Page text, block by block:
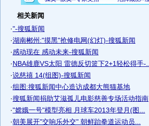
相关新闻
·"-搜狐新闻
·湖南郴州:"摸黑"抢修电网(幻灯)-搜狐新闻
·感动现在 感动未来-搜狐新闻
·NBA雄鹿VS太阳 雷德反切篮下2+1轻松得手-...
·说慈禧 14(组图)-搜狐新闻
·组图:搜狐新闻中心造访成都大熊猫基地
·搜狐新闻捐助艾滋孤儿电影慈善专场活动指南
·"嫦娥一号"模型亮相 月球车2013年登月(图...
·朝美展开"交响乐外交" 朝鲜跆拳道运动员...